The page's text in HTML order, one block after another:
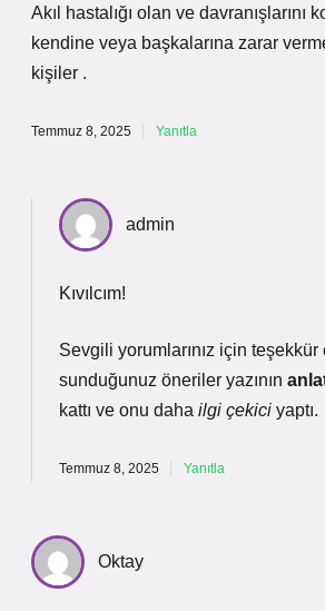
Akıl hastalığı olan ve davranışlarını
kendine veya başkalarına zarar
kişiler .
Temmuz 8, 2025 Yanıtla
admin
Kıvılcım!
Sevgili yorumlarınız için teşekkür
sunduğunuz öneriler yazının
kattı ve onu daha ilgi çekici yaptı.
Temmuz 8, 2025 Yanıtla
Oktay